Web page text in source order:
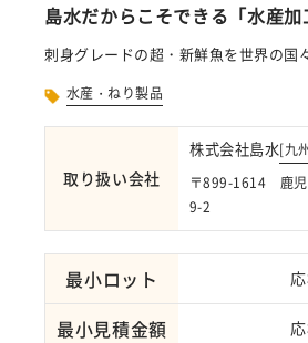
島水だからこそできる「水産
刺身グレードの超・新鮮魚を世界の国
水産・ねり製品
取り扱い会社
株式会社島水[九
〒899-1614 鹿児
9-2
最小ロット
最小見積金額